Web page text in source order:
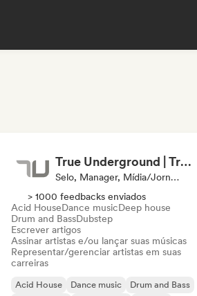
True Underground | True Techno Podcast | ONE
Selo, Manager, Mídia/Jornalista
> 1000 feedbacks enviados
Acid HouseDance musicDeep house
Drum and BassDubstep
Escrever artigos
Assinar artistas e/ou lançar suas músicas
Representar/gerenciar artistas em suas
carreiras
Acid House Dance music
Drum and Bass